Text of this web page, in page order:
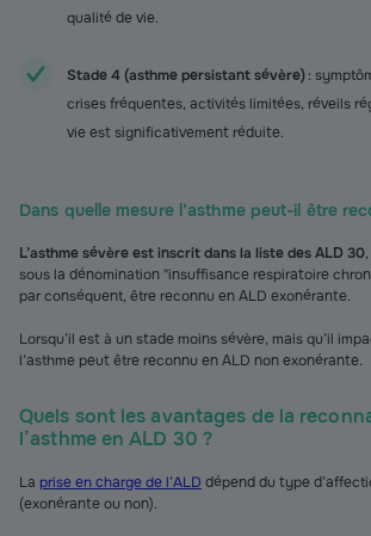
qualité de vie.
Stade 4 (asthme persistant sévère):
crises fréquentes, activités limitées, réveils
vie est significativement réduite.
Dans quelle mesure l’asthme peut-il être
L’asthme sévère est inscrit dans la liste des ALD 30
sous la dénomination "insuffisance respiratoire
par conséquent, être reconnu en ALD exonérante.
Lorsqu’il est à un stade moins sévère, mais qu’il
l’asthme peut être reconnu en ALD non exonérante.
Quels sont les avantages de la
l’asthme en ALD 30 ?
La prise en charge de l’ALD dépend du type
(exonérante ou non).